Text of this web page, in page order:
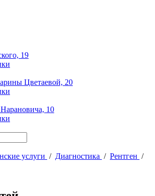
19
Цветаевой, 20
10
услуги / Диагностика / Рентген /